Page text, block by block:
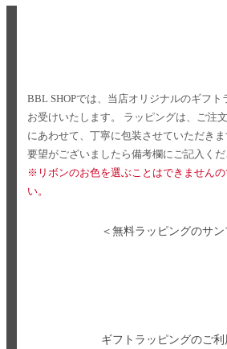
BBL SHOPでは、当店オリジナルのギフト
お受けいたします。
ラッピングは、ご注
にあわせて、丁寧に包装させていただきま
要望がございましたら備考欄にご記入くだ
※リボンのお色を選ぶことはできません
い。
＜無料ラッピングのサン
ギフトラッピングのご